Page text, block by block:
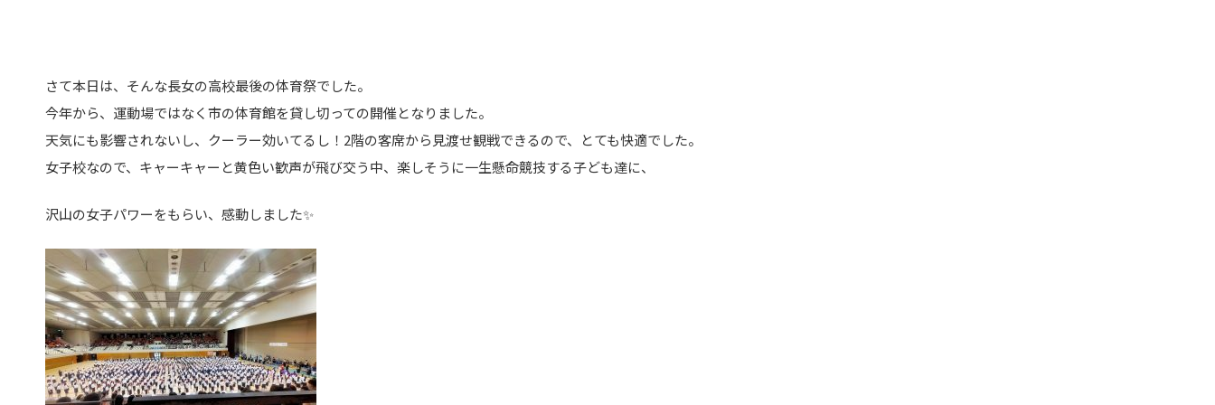
さて本日は、そんな長女の高校最後の体育祭でした。
今年から、運動場ではなく市の体育館を貸し切っての開催となりました。
天気にも影響されないし、クーラー効いてるし！2階の客席から見渡せ観戦できるので、とても快適でした。
女子校なので、キャーキャーと黄色い歓声が飛び交う中、楽しそうに一生懸命競技する子ども達に、
沢山の女子パワーをもらい、感動しました✨